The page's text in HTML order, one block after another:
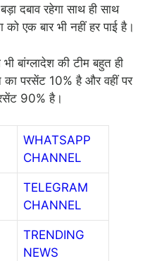
दबाव रहेगा साथ ही साथ
को एक बार भी नहीं हर पाई है।
की टीम बहुत ही
का परसेंट 10% है और वहीं पर
90% है।
WHATSAPP
CHANNEL
TELEGRAM
CHANNEL
TRENDING
NEWS